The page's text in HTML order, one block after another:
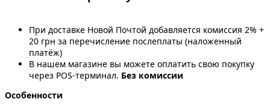
При доставке Новой Почтой добавляется комиссия 2% +
20 грн за перечисление послеплаты (наложенный
платёж)
В нашем магазине вы можете оплатить свою покупку
через POS-терминал. Без комиссии
Особенности